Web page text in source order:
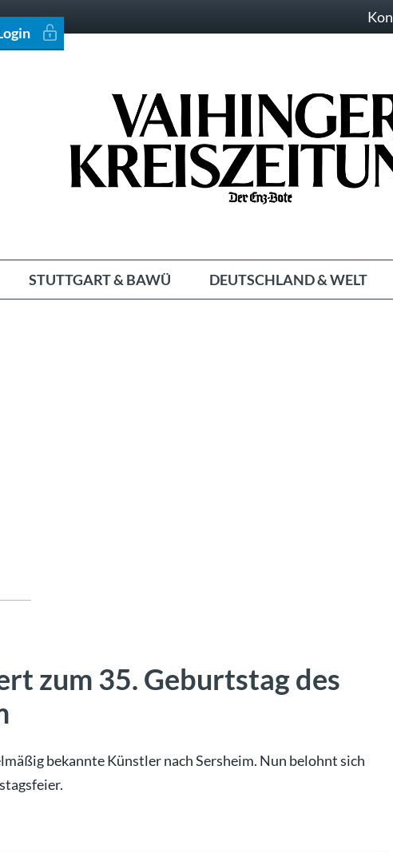
STUTTGART & BAWÜ DEUTSCHLAND & WELT
zum 35. Geburtstag des
bekannte Künstler nach Sersheim. Nun belohnt sich